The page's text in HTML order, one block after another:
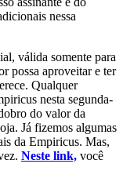
nessa
válida somente para
possa aproveitar e ter
Qualquer
nesta segunda-
do valor da
Já fizemos algumas
da Empiricus. Mas,
Neste link, você